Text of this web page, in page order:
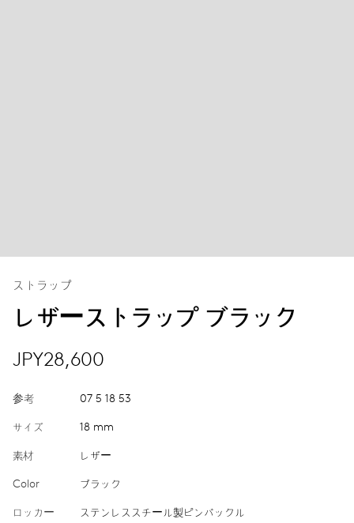
ストラップ
レザーストラップ ブラック
JPY28,600
参考 07 5 18 53
サイズ 18 mm
素材 レザー
Color ブラック
ロッカー ステンレススチール製ピンバックル